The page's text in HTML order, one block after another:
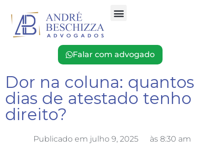
Falar com advogado
Dor na coluna: quantos
dias de atestado tenho
direito?
Publicado em julho 9, 2025 às 8:30 am